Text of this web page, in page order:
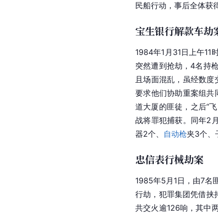
民船行动，事后全体获
宝生银行解款车劫
1984年1月31日上午11
突然遭到抢劫，4名持
且场面混乱，虽经数
要求他们协助重案组共
道大厦的匪徒，之后“
战将罪犯捕获。同年2
器2个、 自动枪夹3个、
忠信表行械劫案
1985年5月1日，由7名
行劫，犯罪集团凭借挟
共交火逾126响，其中